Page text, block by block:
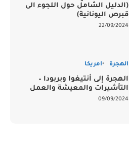
(الدليل الشامل حول اللجوء الى
قبرص اليونانية)
22/09/2024
الهجرة امريكا
الهجرة إلى أنتيغوا وبربودا –
التأشيرات والمعيشة والعمل
09/09/2024